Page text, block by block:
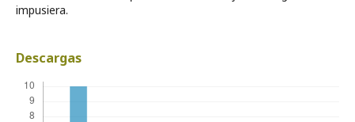
impusiera.
Descargas